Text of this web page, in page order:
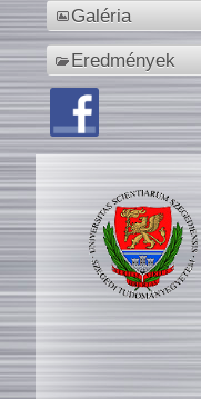
Galéria
Eredmények